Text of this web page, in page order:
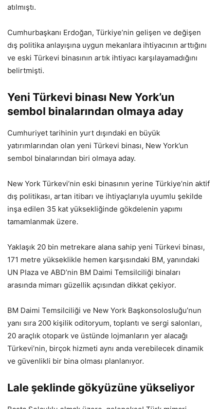
atılmıştı.
Cumhurbaşkanı Erdoğan, Türkiye’nin gelişen ve değişen
dış politika anlayışına uygun mekanlara ihtiyacının arttığını
ve eski Türkevi binasının artık ihtiyacı karşılayamadığını
belirtmişti.
Yeni Türkevi binası New York’un
sembol binalarından olmaya aday
Cumhuriyet tarihinin yurt dışındaki en büyük
yatırımlarından olan yeni Türkevi binası, New York’un
sembol binalarından biri olmaya aday.
New York Türkevi’nin eski binasının yerine Türkiye’nin aktif
dış politikası, artan itibarı ve ihtiyaçlarıyla uyumlu şekilde
inşa edilen 35 kat yüksekliğinde gökdelenin yapımı
tamamlanmak üzere.
Yaklaşık 20 bin metrekare alana sahip yeni Türkevi binası,
171 metre yükseklikle hemen karşısındaki BM, yanındaki
UN Plaza ve ABD’nin BM Daimi Temsilciliği binaları
arasında mimarı güzellik açısından dikkat çekiyor.
BM Daimi Temsilciliği ve New York Başkonsolosluğu’nun
yanı sıra 200 kişilik oditoryum, toplantı ve sergi salonları,
20 araçlık otopark ve üstünde lojmanların yer alacağı
Türkevi’nin, birçok hizmeti aynı anda verebilecek dinamik
ve güvenlikli bir bina olması planlanıyor.
Lale şeklinde gökyüzüne yükseliyor